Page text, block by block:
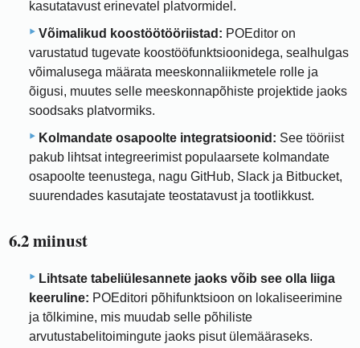
kasutatavust erinevatel platvormidel.
Võimalikud koostöötööriistad: POEditor on
varustatud tugevate koostööfunktsioonidega, sealhulgas
võimalusega määrata meeskonnaliikmetele rolle ja
õigusi, muutes selle meeskonnapõhiste projektide jaoks
soodsaks platvormiks.
Kolmandate osapoolte integratsioonid: See tööriist
pakub lihtsat integreerimist populaarsete kolmandate
osapoolte teenustega, nagu GitHub, Slack ja Bitbucket,
suurendades kasutajate teostatavust ja tootlikkust.
6.2 miinust
Lihtsate tabeliülesannete jaoks võib see olla liiga
keeruline: POEditori põhifunktsioon on lokaliseerimine
ja tõlkimine, mis muudab selle põhiliste
arvutustabelitoimingute jaoks pisut ülemääraseks.